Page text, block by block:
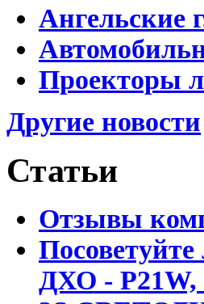
Ангельские
Проекторы
Другие новости
Статьи
Отзывы
ДХО - P21W,